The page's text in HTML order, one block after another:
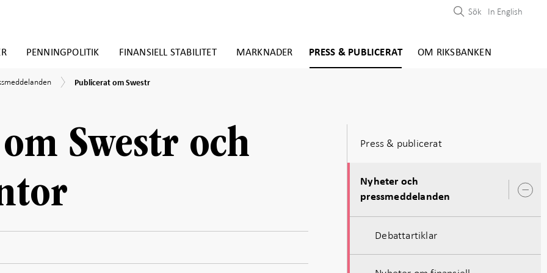
PENNINGPOLITIK FINANSIELL STABILITET MARKNADER PRESS & PUBLICERAT OM RIKSBANKEN
Sök In English
Publicerat
Publicerat om Swestr
Swestr och
Press & publicerat
Nyheter och
pressmeddelanden
Debattartiklar